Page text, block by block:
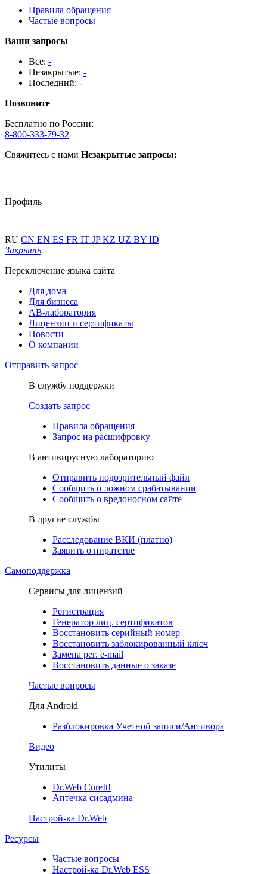
Правила обращения
Частые вопросы
Ваши запросы
Все: -
Незакрытые: -
Последний: -
Позвоните
Бесплатно по России:
8-800-333-79-32
Свяжитесь с нами Незакрытые запросы:
Профиль
RU CN EN ES FR IT JPKZ UZ BY ID
Закрыть
Переключение языка сайта
Для дома
Для бизнеса
АВ-лаборатория
Лицензии и сертификаты
Новости
О компании
Отправить запрос
В службу поддержки
Создать запрос
Правила обращения
Запрос на расшифровку
В антивирусную лабораторию
Отправить подозрительный файл
Сообщить о ложном срабатывании
Сообщить о вредоносном сайте
В другие службы
Расследование ВКИ (платно)
Заявить о пиратстве
Самоподдержка
Сервисы для лицензий
Регистрация
Генератор лиц. сертификатов
Восстановить серийный номер
Восстановить заблокированный ключ
Замена рег. e-mail
Восстановить данные о заказе
Частые вопросы
Для Android
Разблокировка Учетной записи/Антивора
Видео
Утилиты
Dr.Web CureIt!
Аптечка сисадмина
Настрой-ка Dr.Web
Ресурсы
Частые вопросы
Настрой-ка Dr.Web ESS